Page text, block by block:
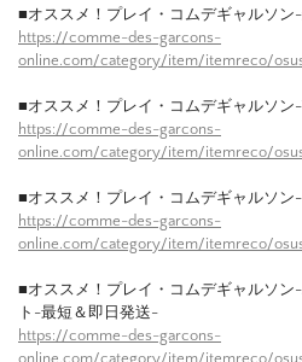
■オススメ！プレイ・コムデギャルソ
https://comme-des-garcons-
online.com/category/item/itemreco/
■オススメ！プレイ・コムデギャルソ
https://comme-des-garcons-
online.com/category/item/itemreco/
■オススメ！プレイ・コムデギャルソ
https://comme-des-garcons-
online.com/category/item/itemreco/
■オススメ！プレイ・コムデギャルソン
ト-最短＆即日発送-
https://comme-des-garcons-